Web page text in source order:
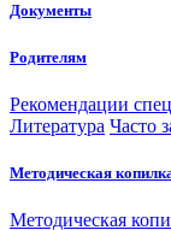
Документы
Родителям
Рекомендации
Литература Часто
Методическая
Методическая